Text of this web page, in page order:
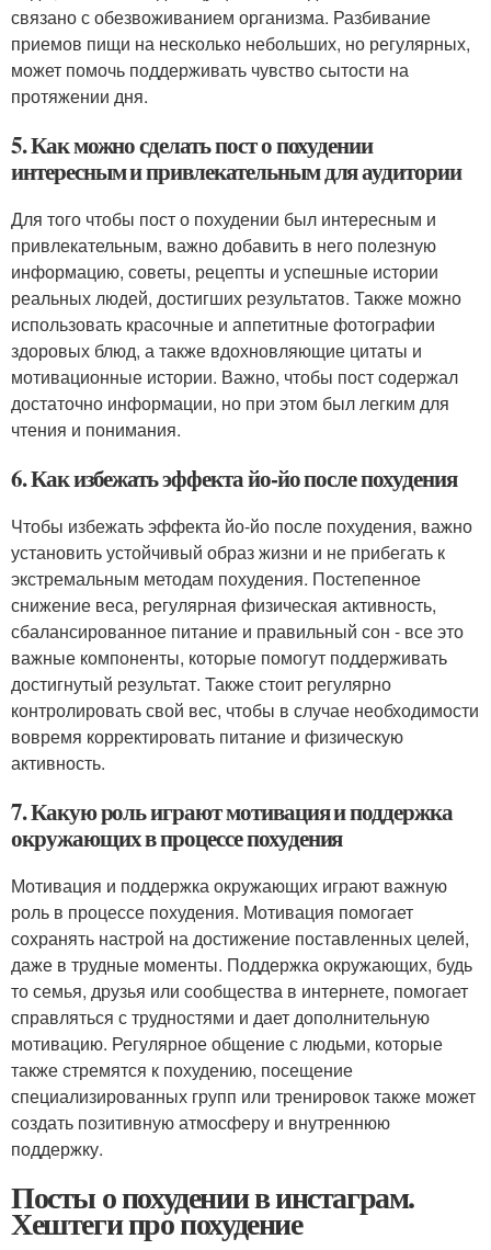
связано с обезвоживанием организма. Разбивание
приемов пищи на несколько небольших, но регулярных,
может помочь поддерживать чувство сытости на
протяжении дня.
5. Как можно сделать пост о похудении
интересным и привлекательным для аудитории
Для того чтобы пост о похудении был интересным и
привлекательным, важно добавить в него полезную
информацию, советы, рецепты и успешные истории
реальных людей, достигших результатов. Также можно
использовать красочные и аппетитные фотографии
здоровых блюд, а также вдохновляющие цитаты и
мотивационные истории. Важно, чтобы пост содержал
достаточно информации, но при этом был легким для
чтения и понимания.
6. Как избежать эффекта йо-йо после похудения
Чтобы избежать эффекта йо-йо после похудения, важно
установить устойчивый образ жизни и не прибегать к
экстремальным методам похудения. Постепенное
снижение веса, регулярная физическая активность,
сбалансированное питание и правильный сон - все это
важные компоненты, которые помогут поддерживать
достигнутый результат. Также стоит регулярно
контролировать свой вес, чтобы в случае необходимости
вовремя корректировать питание и физическую
активность.
7. Какую роль играют мотивация и поддержка
окружающих в процессе похудения
Мотивация и поддержка окружающих играют важную
роль в процессе похудения. Мотивация помогает
сохранять настрой на достижение поставленных целей,
даже в трудные моменты. Поддержка окружающих, будь
то семья, друзья или сообщества в интернете, помогает
справляться с трудностями и дает дополнительную
мотивацию. Регулярное общение с людьми, которые
также стремятся к похудению, посещение
специализированных групп или тренировок также может
создать позитивную атмосферу и внутреннюю
поддержку.
Посты о похудении в инстаграм.
Хештеги про похудение